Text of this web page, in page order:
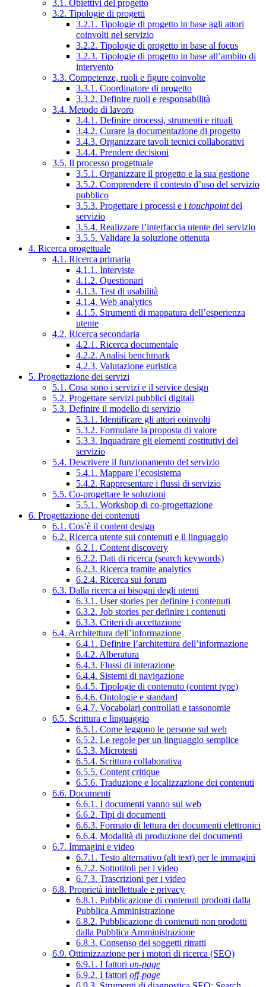
3.1. Obiettivi del progetto
3.2. Tipologie di progetti
3.2.1. Tipologie di progetto in base agli attori
coinvolti nel servizio
3.2.2. Tipologie di progetto in base al focus
3.2.3. Tipologie di progetto in base all’ambito di
intervento
3.3. Competenze, ruoli e figure coinvolte
3.3.1. Coordinatore di progetto
3.3.2. Definire ruoli e responsabilità
3.4. Metodo di lavoro
3.4.1. Definire processi, strumenti e rituali
3.4.2. Curare la documentazione di progetto
3.4.3. Organizzare tavoli tecnici collaborativi
3.4.4. Prendere decisioni
3.5. Il processo progettuale
3.5.1. Organizzare il progetto e la sua gestione
3.5.2. Comprendere il contesto d’uso del servizio
pubblico
3.5.3. Progettare i processi e i touchpointdel
servizio
3.5.4. Realizzare l’interfaccia utente del servizio
3.5.5. Validare la soluzione ottenuta
4. Ricerca progettuale
4.1. Ricerca primaria
4.1.1. Interviste
4.1.2. Questionari
4.1.3. Test di usabilità
4.1.4. Web analytics
4.1.5. Strumenti di mappatura dell’esperienza
utente
4.2. Ricerca secondaria
4.2.1. Ricerca documentale
4.2.2. Analisi benchmark
4.2.3. Valutazione euristica
5. Progettazione dei servizi
5.1. Cosa sono i servizi e il service design
5.2. Progettare servizi pubblici digitali
5.3. Definire il modello di servizio
5.3.1. Identificare gli attori coinvolti
5.3.2. Formulare la proposta di valore
5.3.3. Inquadrare gli elementi costitutivi del
servizio
5.4. Descrivere il funzionamento del servizio
5.4.1. Mappare l’ecosistema
5.4.2. Rappresentare i flussi di servizio
5.5. Co-progettare le soluzioni
5.5.1. Workshop di co-progettazione
6. Progettazione dei contenuti
6.1. Cos’è il content design
6.2. Ricerca utente sui contenuti e il linguaggio
6.2.1. Content discovery
6.2.2. Dati di ricerca (search keywords)
6.2.3. Ricerca tramite analytics
6.2.4. Ricerca sui forum
6.3. Dalla ricerca ai bisogni degli utenti
6.3.1. User stories per definire i contenuti
6.3.2. Job stories per definire i contenuti
6.3.3. Criteri di accettazione
6.4. Architettura dell’informazione
6.4.1. Definire l’architettura dell’informazione
6.4.2. Alberatura
6.4.3. Flussi di interazione
6.4.4. Sistemi di navigazione
6.4.5. Tipologie di contenuto (content type)
6.4.6. Ontologie e standard
6.4.7. Vocabolari controllati e tassonomie
6.5. Scrittura e linguaggio
6.5.1. Come leggono le persone sul web
6.5.2. Le regole per un linguaggio semplice
6.5.3. Microtesti
6.5.4. Scrittura collaborativa
6.5.5. Content critique
6.5.6. Traduzione e localizzazione dei contenuti
6.6. Documenti
6.6.1. I documenti vanno sul web
6.6.2. Tipi di documenti
6.6.3. Formato di lettura dei documenti elettronici
6.6.4. Modalità di produzione dei documenti
6.7. Immagini e video
6.7.1. Testo alternativo (alt text) per le immagini
6.7.2. Sottotitoli per i video
6.7.3. Trascrizioni per i video
6.8. Proprietà intellettuale e privacy
6.8.1. Pubblicazione di contenuti prodotti dalla
Pubblica Amministrazione
6.8.2. Pubblicazione di contenuti non prodotti
dalla Pubblica Amministrazione
6.8.3. Consenso dei soggetti ritratti
6.9. Ottimizzazione per i motori di ricerca (SEO)
6.9.1. I fattori on-page
6.9.2. I fattori off-page